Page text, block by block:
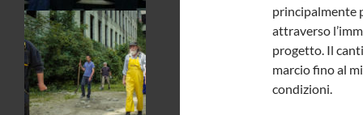
principalmente
attraverso
progetto. Il
marcio fino al
condizioni.